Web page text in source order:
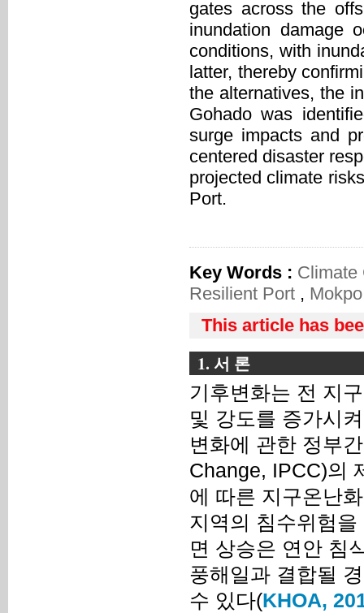
gates across the
inundation damage
conditions, with
latter, thereby
the alternatives, the
Gohado was
surge impacts and
centered disaster
projected climate
Port.
Key Words :
Resilient Port ,
This article has
1. 서 론
기후변화는 전 지
및 강도를 증가시
변화에 관한 정부
Change, IPCC)의
에 따른 지구온난
지역의 침수위험
면 상승은 연안 침
풍해일과 결합될
수 있다(KHOA,